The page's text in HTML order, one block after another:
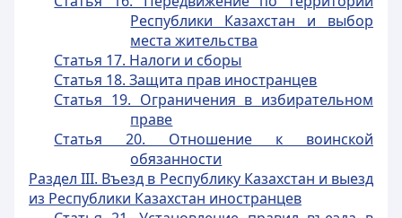
Республики Казахстан и выбор
места жительства
Статья 17. Налоги и сборы
Статья 18. Защита прав иностранцев
Статья 19. Ограничения в избирательном
праве
Статья 20. Отношение к воинской
обязанности
Раздел III. Въезд в Республику Казахстан и выезд
из Республики Казахстан иностранцев